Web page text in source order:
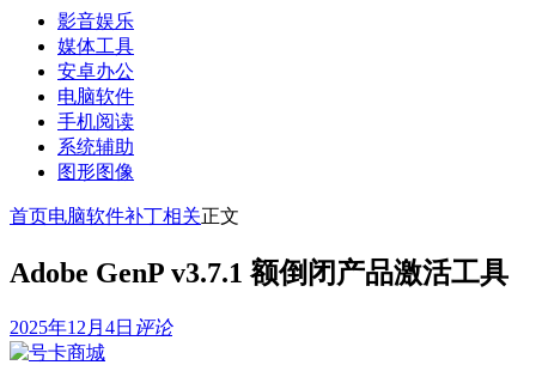
影音娱乐
媒体工具
安卓办公
电脑软件
手机阅读
系统辅助
图形图像
首页电脑软件补丁相关正文
Adobe GenP v3.7.1 额倒闭产品激活工具
2025年12月4日 评论